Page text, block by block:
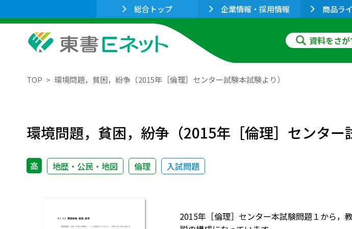
総合トップ 企業情報・採用情報 商品ラ
資料をさが
TOP 環境問題，貧困，紛争（2015年［倫理］センター試験本試験より）
環境問題，貧困，紛争（2015年［倫理］センター
高 地歴・公民・地図 倫理 入試問題
2015年［倫理］センター本試験問題１から，